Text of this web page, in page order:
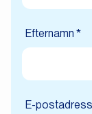
Efternamn *
E-